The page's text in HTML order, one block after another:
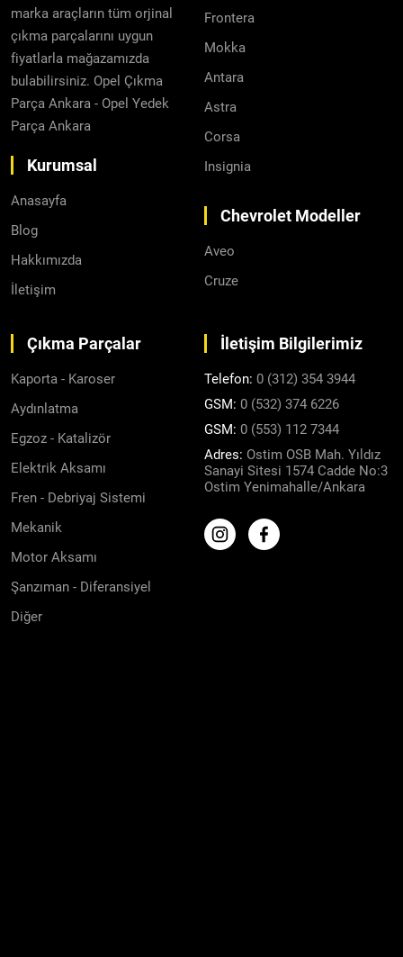
marka araçların tüm orjinal
çıkma parçalarını uygun
fiyatlarla mağazamızda
bulabilirsiniz. Opel Çıkma
Parça Ankara - Opel Yedek
Parça Ankara
Kurumsal
Anasayfa
Blog
Hakkımızda
İletişim
Frontera
Mokka
Antara
Astra
Corsa
Insignia
Chevrolet Modeller
Aveo
Cruze
Çıkma Parçalar
Kaporta - Karoser
Aydınlatma
Egzoz - Katalizör
Elektrik Aksamı
Fren - Debriyaj Sistemi
Mekanik
Motor Aksamı
Şanzıman - Diferansiyel
Diğer
İletişim Bilgilerimiz
Telefon: 0 (312) 354 3944
GSM: 0 (532) 374 6226
GSM: 0 (553) 112 7344
Adres: Ostim OSB Mah. Yıldız
Sanayi Sitesi 1574 Cadde No:3
Ostim Yenimahalle/Ankara